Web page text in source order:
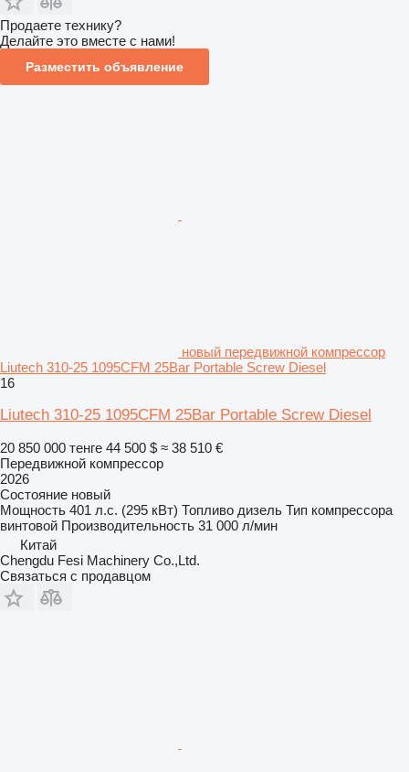
Продаете технику?
Делайте это вместе с нами!
Разместить объявление
новый передвижной компрессор
Liutech 310-25 1095CFM 25Bar Portable Screw Diesel
16
Liutech 310-25 1095CFM 25Bar Portable Screw Diesel
20 850 000 тенге 44 500 $ ≈ 38 510 €
Передвижной компрессор
2026
Состояние новый
Мощность 401 л.с. (295 кВт) Топливо дизель Тип компрессора
винтовой Производительность 31 000 л/мин
Китай
Chengdu Fesi Machinery Co.,Ltd.
Связаться с продавцом